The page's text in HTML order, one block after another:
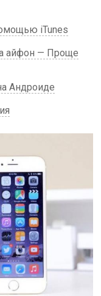
iTunes
айфон — Проще
Андроиде